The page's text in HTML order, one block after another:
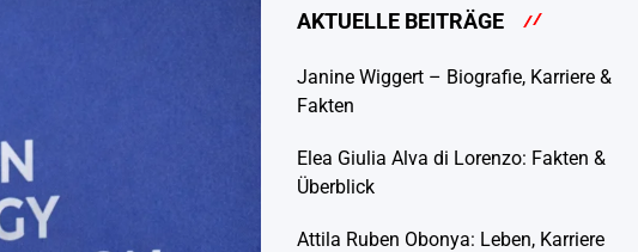
AKTUELLE BEITRÄGE
Janine Wiggert – Biografie, Karriere &
Fakten
Elea Giulia Alva di Lorenzo: Fakten &
Überblick
Attila Ruben Obonya: Leben, Karriere